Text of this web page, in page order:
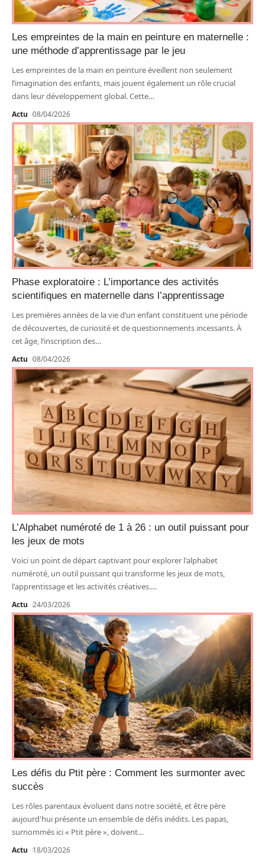
Les empreintes de la main en peinture en maternelle :
une méthode d’apprentissage par le jeu
Les empreintes de la main en peinture éveillent non seulement
l’imagination des enfants, mais jouent également un rôle crucial
dans leur développement global. Cette…
Actu 08/04/2026
Phase exploratoire : L’importance des activités
scientifiques en maternelle dans l’apprentissage
Les premières années de la vie d’un enfant constituent une période
de découvertes, de curiosité et de questionnements incessants. À
cet âge, l’inscription des…
Actu 08/04/2026
L’Alphabet numéroté de 1 à 26 : un outil puissant pour
les jeux de mots
Voici un point de départ captivant pour explorer l'alphabet
numéroté, un outil puissant qui transforme les jeux de mots,
l'apprentissage et les activités créatives.…
Actu 24/03/2026
Les défis du Ptit père : Comment les surmonter avec
succès
Les rôles parentaux évoluent dans notre société, et être père
aujourd'hui présente un ensemble de défis inédits. Les papas,
surnommés ici « Ptit père », doivent…
Actu 18/03/2026